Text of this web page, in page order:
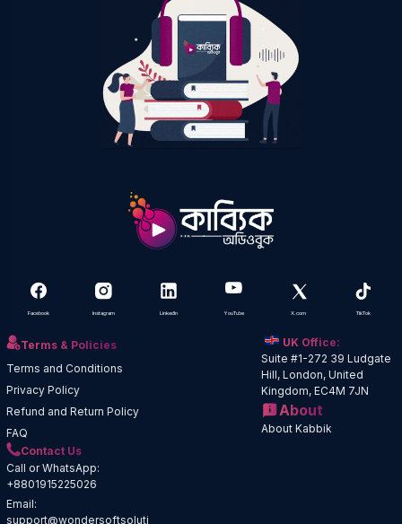
Facebook Instagram LinkedIn YouTube X.com TikTok
Terms & Policies
Terms and Conditions
Privacy Policy
Refund and Return Policy
FAQ
UK Office:
Suite #1-272 39 Ludgate
Hill, London, United
Kingdom, EC4M 7JN
About
About Kabbik
Contact Us
Call or WhatsApp:
+8801915225026
Email:
support@wondersoftsoluti